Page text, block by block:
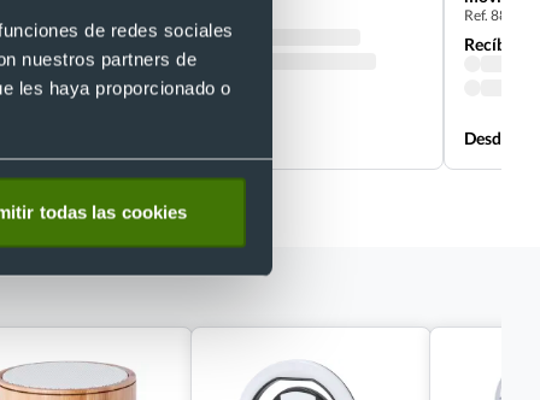
de redes sociales
nuestros partners de
les haya proporcionado o
todas las cookies
Ref. 886797
Recíbelo
Desde